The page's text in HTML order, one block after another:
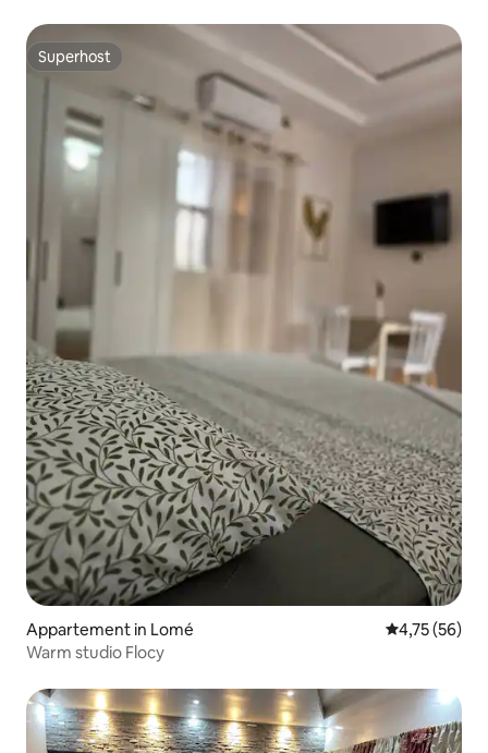
Superhost
Superhost
Appartement in Lomé Gemiddelde
4,75 (56)
Warm studio Flocy